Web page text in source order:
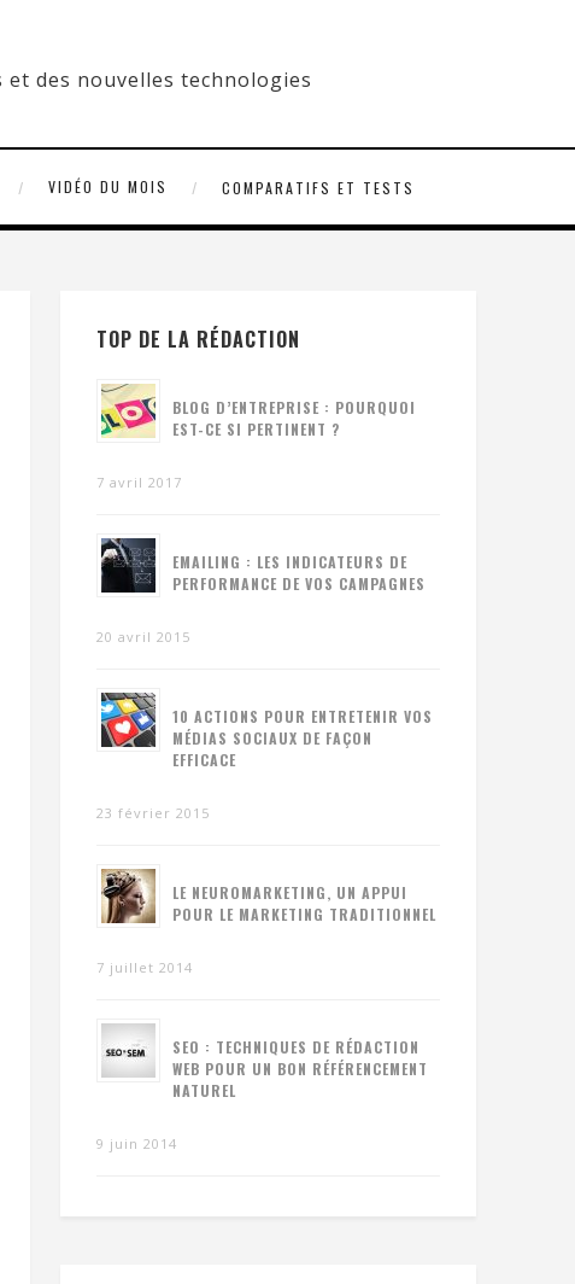
VIDÉO DU MOIS COMPARATIFS ET TESTS
TOP DE LA RÉDACTION
BLOG D’ENTREPRISE : POURQUOI
EST-CE SI PERTINENT ?
7 avril 2017
EMAILING : LES INDICATEURS DE
PERFORMANCE DE VOS CAMPAGNES
20 avril 2015
10 ACTIONS POUR ENTRETENIR VOS
MÉDIAS SOCIAUX DE FAÇON
EFFICACE
23 février 2015
LE NEUROMARKETING, UN APPUI
POUR LE MARKETING TRADITIONNEL
7 juillet 2014
SEO : TECHNIQUES DE RÉDACTION
WEB POUR UN BON RÉFÉRENCEMENT
NATUREL
9 juin 2014